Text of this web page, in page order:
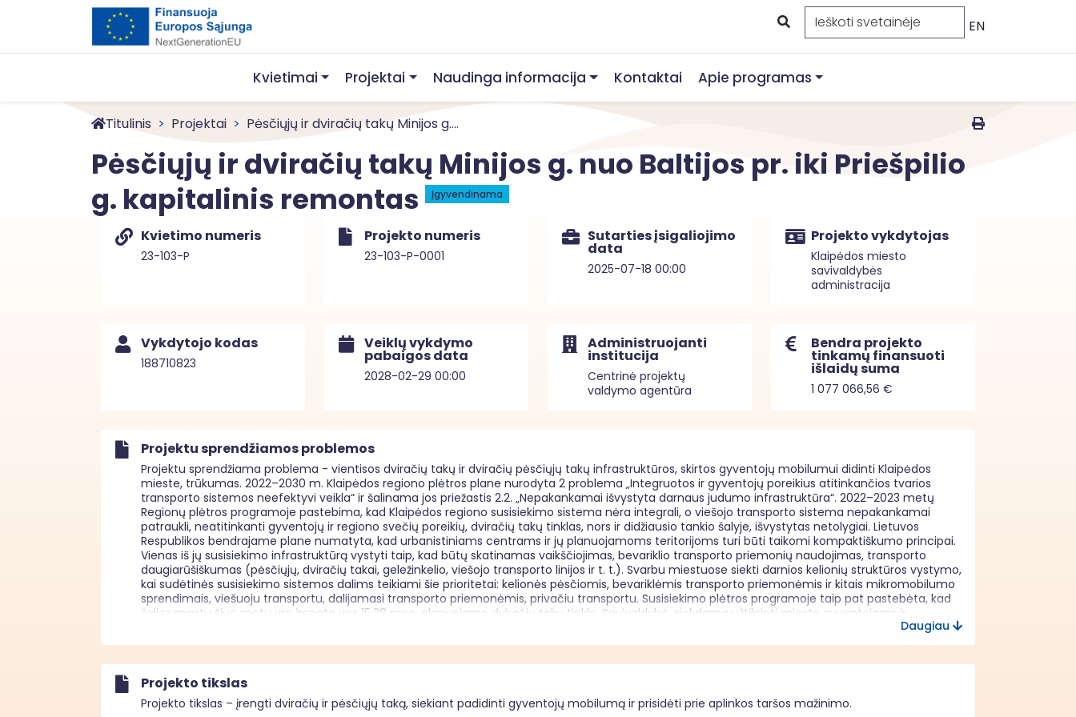
EN
Kvietimai Projektai Naudinga informacija Kontaktai Apie programas
Titulinis Projektai Pėsčiųjų ir dviračių takų Minijos g....
Pėsčiųjų ir dviračių takų Minijos g. nuo Baltijos pr. iki Priešpilio
g. kapitalinis remontas
Įgyvendinama
Kvietimo numeris
23-103-P
Projekto numeris
23-103-P-0001
Sutarties įsigaliojimo
data
2025-07-18 00:00
Projekto vykdytojas
Klaipėdos miesto
savivaldybės
administracija
Vykdytojo kodas
188710823
Veiklų vykdymo
pabaigos data
2028-02-29 00:00
Administruojanti
institucija
Centrinė projektų
valdymo agentūra
Bendra projekto
tinkamų finansuoti
išlaidų suma
1 077 066,56 €
Projektu sprendžiamos problemos
Projektu sprendžiama problema - vientisos dviračių takų ir dviračių pėsčiųjų takų infrastruktūros, skirtos gyventojų mobilumui didinti Klaipėdos
mieste, trūkumas. 2022–2030 m. Klaipėdos regiono plėtros plane nurodyta 2 problema „Integruotos ir gyventojų poreikius atitinkančios tvarios
transporto sistemos neefektyvi veikla“ ir šalinama jos priežastis 2.2. „Nepakankamai išvystyta darnaus judumo infrastruktūra“. 2022–2023 metų
Regionų plėtros programoje pastebima, kad Klaipėdos regiono susisiekimo sistema nėra integrali, o viešojo transporto sistema nepakankamai
patraukli, neatitinkanti gyventojų ir regiono svečių poreikių, dviračių takų tinklas, nors ir didžiausio tankio šalyje, išvystytas netolygiai. Lietuvos
Respublikos bendrajame plane numatyta, kad urbanistiniams centrams ir jų planuojamoms teritorijoms turi būti taikomi kompaktiškumo principai.
Vienas iš jų susisiekimo infrastruktūrą vystyti taip, kad būtų skatinamas vaikščiojimas, bevariklio transporto priemonių naudojimas, transporto
daugiarūšiškumas (pėsčiųjų, dviračių takai, geležinkelio, viešojo transporto linijos ir t. t.). Svarbu miestuose siekti darnios kelionių struktūros vystymo,
kai sudėtinės susisiekimo sistemos dalims teikiami šie prioritetai: kelionės pėsčiomis, bevariklėmis transporto priemonėmis ir kitais mikromobilumo
sprendimais, viešuoju transportu, dalijamasi transporto priemonėmis, privačiu transportu. Susisiekimo plėtros programoje taip pat pastebėta, kad
šalies mastu šiuo metu yra įrengta vos 15,38 proc. planuojamo dviračių takų tinklo. Savivaldybė, siekdama užtikrinti miesto gyventojams ir
svečiams įvairias judėjimo galimybes, padidinti svarbiausių miesto vietų pasiekiamumą įvairiomis transporto rūšimis, turi užtikrinti saugumą ir
eismo saugą, sumažinti taršą ir energijos poreikį, parengusi darnaus judumo planą, kuriame siūlomi sprendiniai susiję su viešojo transporto sistema,
Projektas taip pat prisideda prie 2009 m. spalio 30 d. Europos Vadovų Tarybos išvadomis Nr. 15265/09 patvirtintos Europos Sąjungos Baltijos jūros
regiono strategijos, atnaujintos Europos Komisijos 2012 m. kovo 23 d. komunikatu Nr. COM (2012) 128 tikslo „Sujungti regioną“ ir Europos Sąjungos
Baltijos jūros regiono strategijos veiksmų plane, patvirtintame Europos Komisijos 2021 m. vasario 15 d. sprendimu Nr. SWD (2021) 24, numatytos
Daugiau
Projekto tikslas
Projekto tikslas – įrengti dviračių ir pėsčiųjų taką, siekiant padidinti gyventojų mobilumą ir prisidėti prie aplinkos taršos mažinimo.